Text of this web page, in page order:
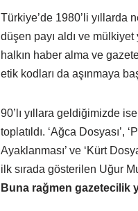
Türkiye’de 1980’li yıllarda
düşen payı aldı ve mülkiyet
halkın haber alma ve
etik kodları da aşınmaya
90’lı yıllara geldiğimizde
toplatıldı. ‘Ağca Dosyası’,
Ayaklanması’ ve ‘Kürt
ilk sırada gösterilen Uğur
Buna rağmen gazetecilik